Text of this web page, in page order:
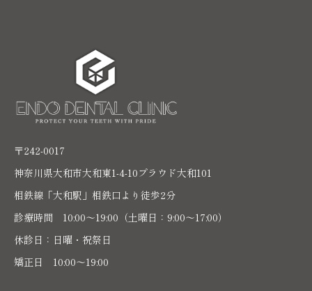
〒242-0017
神奈川県大和市大和東1-4-10プラウド大和101
相鉄線「大和駅」相鉄口より徒歩2分
診療時間 10:00〜19:00（土曜日：9:00～17:00）
休診日：日曜・祝祭日
矯正日 10:00～19:00